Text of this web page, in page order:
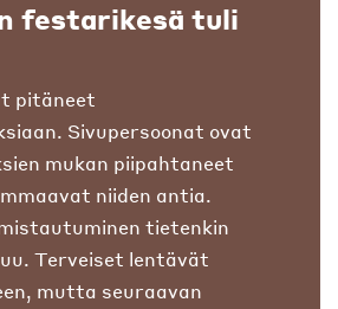
festarikesä tuli
pitäneet
Sivupersoonat ovat
mukan piipahtaneet
niiden antia.
tietenkin
Terveiset lentävät
mutta seuraavan